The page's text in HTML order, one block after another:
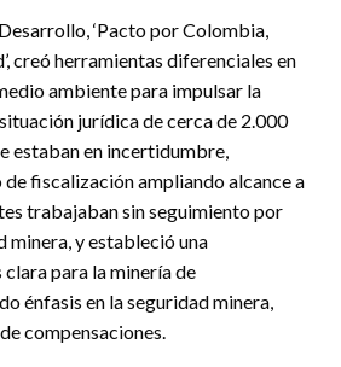
‘Pacto por Colombia,
creó herramientas diferenciales en
ambiente para impulsar la
jurídica de cerca de 2.000
estaban en incertidumbre,
fiscalización ampliando alcance a
trabajaban sin seguimiento por
minera, y estableció una
para la minería de
énfasis en la seguridad minera,
compensaciones.